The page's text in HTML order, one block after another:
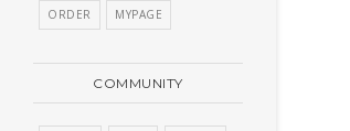
ORDER MYPAGE
COMMUNITY